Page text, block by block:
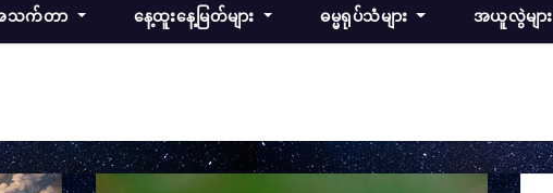
သက်တာ နေ့ထူးနေ့မြတ်များ ဓမ္မရုပ်သံများ အယူလွဲများ